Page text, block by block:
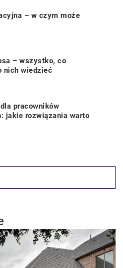
– w czym może
– wszystko, co
nich wiedzieć
pracowników
jakie rozwiązania warto